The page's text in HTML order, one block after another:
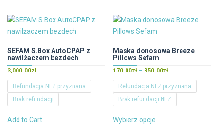
można
wybrać
stronie
produktu
SEFAM S.Box AutoCPAP z
nawilżaczem bezdech
3,000.00zł
Refundacja NFZ przyznana
Brak refundacji
Add to Cartprodukt
Maska donosowa Breeze
Pillows Sefam
170.00zł – 350.00złZakres
cen:
od
170.00zł
Refundacja NFZ przyznana
Brak refundacji NFZ
Wybierz opcje